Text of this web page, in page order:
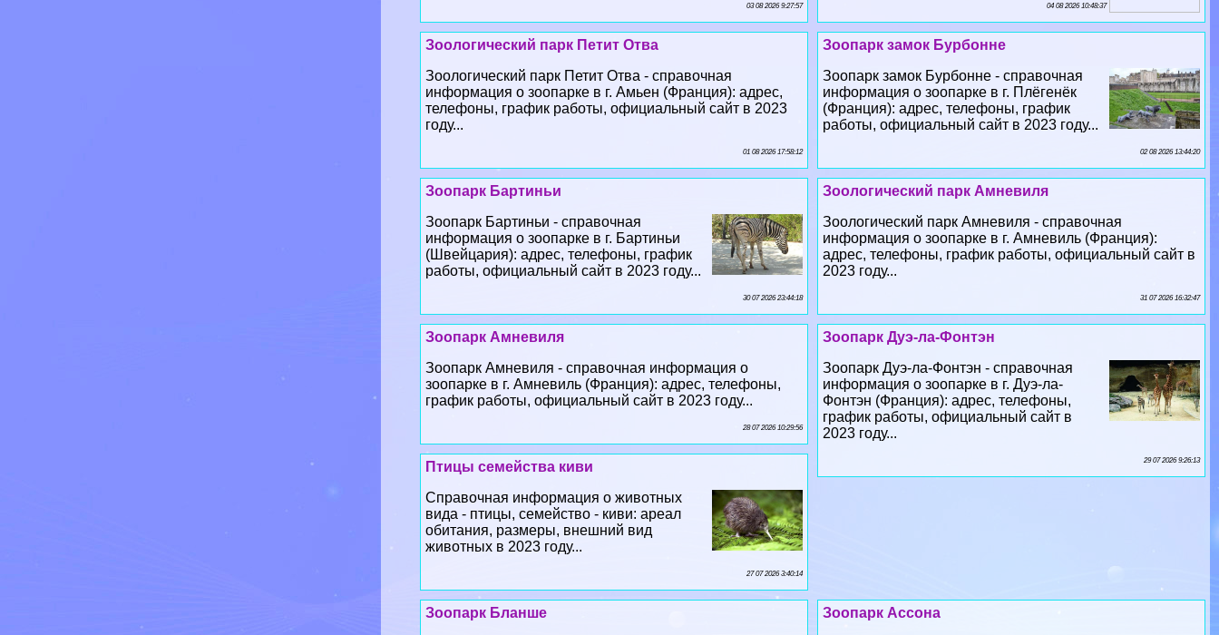
04 08 2026 10:48:37
03 08 2026 9:27:57
Зоопарк замок Бурбонне
Зоопарк замок Бурбонне - справочная
информация о зоопарке в г. Плёгенёк
(Франция): адрес, телефоны, график
работы, официальный сайт в 2023 году...
02 08 2026 13:44:20
Зоологический парк Петит Отва
Зоологический парк Петит Отва - справочная
информация о зоопарке в г. Амьен (Франция): адрес,
телефоны, график работы, официальный сайт в 2023
году...
01 08 2026 17:58:12
Зоологический парк Амневиля
Зоологический парк Амневиля - справочная
информация о зоопарке в г. Амневиль (Франция):
адрес, телефоны, график работы, официальный сайт в
2023 году...
31 07 2026 16:32:47
Зоопарк Бартиньи
Зоопарк Бартиньи - справочная
информация о зоопарке в г. Бартиньи
(Швейцария): адрес, телефоны, график
работы, официальный сайт в 2023 году...
30 07 2026 23:44:18
Зоопарк Дуэ-ла-Фонтэн
Зоопарк Дуэ-ла-Фонтэн - справочная
информация о зоопарке в г. Дуэ-ла-
Фонтэн (Франция): адрес, телефоны,
график работы, официальный сайт в
2023 году...
29 07 2026 9:26:13
Зоопарк Амневиля
Зоопарк Амневиля - справочная информация о
зоопарке в г. Амневиль (Франция): адрес, телефоны,
график работы, официальный сайт в 2023 году...
28 07 2026 10:29:56
Птицы семейства киви
Справочная информация о животных
вида - птицы, семейство - киви: ареал
обитания, размеры, внешний вид
животных в 2023 году...
27 07 2026 3:40:14
Зоопарк Ассона
Зоопарк Бланше